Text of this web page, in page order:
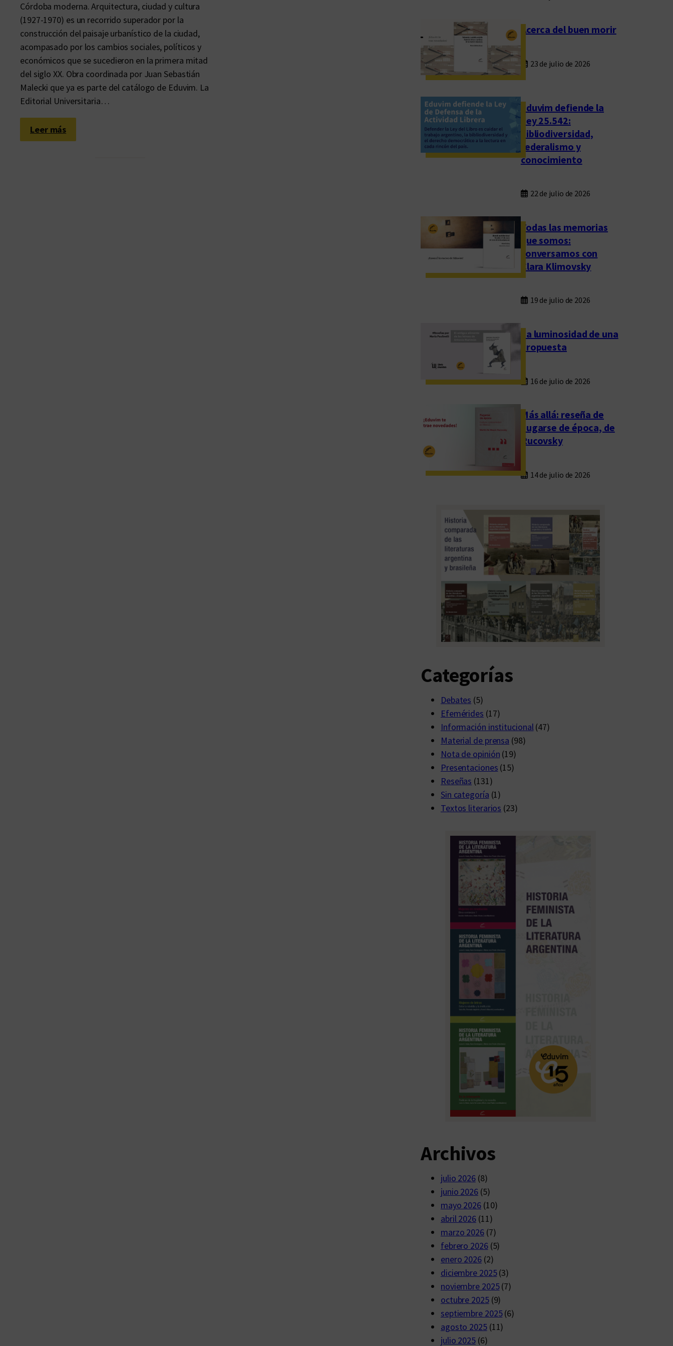
Córdoba moderna. Arquitectura, ciudad y cultura
(1927-1970) es un recorrido superador por la
construcción del paisaje urbanístico de la ciudad,
acompasado por los cambios sociales, políticos y
económicos que se sucedieron en la primera mitad
del siglo XX. Obra coordinada por Juan Sebastián
Malecki que ya es parte del catálogo de Eduvim. La
Editorial Universitaria…
Leer más:
¿
Acerca del buen morir
23 de julio de 2026
Eduvim defiende la
Ley 25.542:
bibliodiversidad,
federalismo y
conocimiento
22 de julio de 2026
Todas las memorias
que somos:
conversamos con
Clara Klimovsky
19 de julio de 2026
La luminosidad de una
propuesta
16 de julio de 2026
Más allá: reseña de
Fugarse de época, de
Rucovsky
14 de julio de 2026
Categorías
Debates (5)
Efemérides (17)
Información institucional(47)
Material de prensa (98)
Nota de opinión (19)
Presentaciones (15)
Reseñas (131)
Sin categoría (1)
Textos literarios (23)
Archivos
julio 2026(8)
junio 2026(5)
mayo 2026 (10)
abril 2026(11)
marzo 2026(7)
febrero 2026(5)
enero 2026(2)
diciembre 2025(3)
noviembre 2025(7)
octubre 2025(9)
septiembre 2025(6)
agosto 2025(11)
julio 2025(6)